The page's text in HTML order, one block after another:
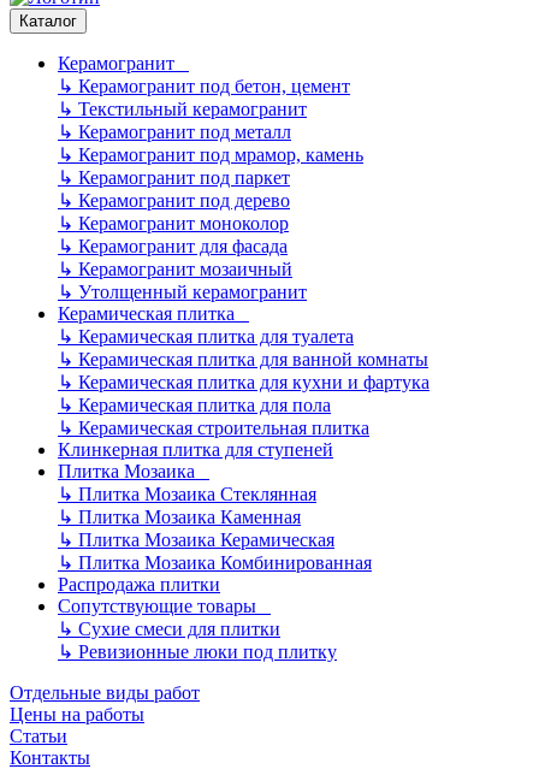
Каталог
Керамогранит
↳ Керамогранит под бетон, цемент
↳ Текстильный керамогранит
↳ Керамогранит под металл
↳ Керамогранит под мрамор, камень
↳ Керамогранит под паркет
↳ Керамогранит под дерево
↳ Керамогранит моноколор
↳ Керамогранит для фасада
↳ Керамогранит мозаичный
↳ Утолщенный керамогранит
Керамическая плитка
↳ Керамическая плитка для туалета
↳ Керамическая плитка для ванной комнаты
↳ Керамическая плитка для кухни и фартука
↳ Керамическая плитка для пола
↳ Керамическая строительная плитка
Клинкерная плитка для ступеней
Плитка Мозаика
↳ Плитка Мозаика Стеклянная
↳ Плитка Мозаика Каменная
↳ Плитка Мозаика Керамическая
↳ Плитка Мозаика Комбинированная
Распродажа плитки
Сопутствующие товары
↳ Сухие смеси для плитки
↳ Ревизионные люки под плитку
Отдельные виды работ
Цены на работы
Статьи
Контакты